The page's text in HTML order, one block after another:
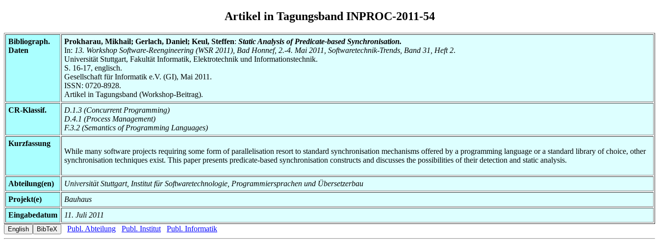
Artikel in Tagungsband INPROC-2011-54
Bibliograph.
Daten
Prokharau, Mikhail; Gerlach, Daniel; Keul, Steffen: Static Analysis of Predicate-based Synchronisation.
In: 13. Workshop Software-Reengineering (WSR 2011), Bad Honnef, 2.-4. Mai 2011, Softwaretechnik-Trends, Band 31, Heft 2.
Universität Stuttgart, Fakultät Informatik, Elektrotechnik und Informationstechnik.
S. 16-17, englisch.
Gesellschaft für Informatik e.V. (GI), Mai 2011.
ISSN: 0720-8928.
Artikel in Tagungsband (Workshop-Beitrag).
CR-Klassif.
D.1.3 (Concurrent Programming)
D.4.1 (Process Management)
F.3.2 (Semantics of Programming Languages)
Kurzfassung
While many software projects requiring some form of parallelisation resort to standard synchronisation mechanisms offered by a programming language or a standard library of choice, other
synchronisation techniques exist. This paper presents predicate-based synchronisation constructs and discusses the possibilities of their detection and static analysis.
Abteilung(en)
Universität Stuttgart, Institut für Softwaretechnologie, Programmiersprachen und Übersetzerbau
Projekt(e)
Bauhaus
Eingabedatum
11. Juli 2011
Publ. Abteilung
Publ. Institut Publ. Informatik